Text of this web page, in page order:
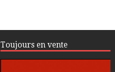
Toujours en vente